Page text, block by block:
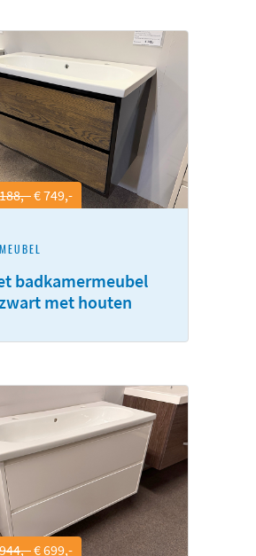
€ 749,-
badkamermeubel
met houten
€ 699,-